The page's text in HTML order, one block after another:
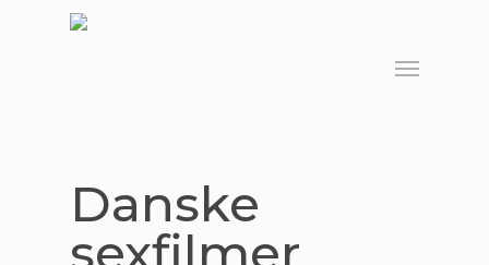
Menu
Danske
sexfilmer